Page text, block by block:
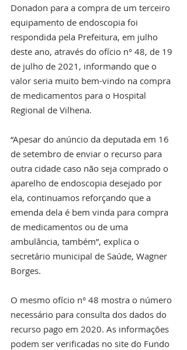
Donadon para a compra de um terceiro
equipamento de endoscopia foi
respondida pela Prefeitura, em julho
deste ano, através do ofício n° 48, de 19
de julho de 2021, informando que o
valor seria muito bem-vindo na compra
de medicamentos para o Hospital
Regional de Vilhena.
“Apesar do anúncio da deputada em 16
de setembro de enviar o recurso para
outra cidade caso não seja comprado o
aparelho de endoscopia desejado por
ela, continuamos reforçando que a
emenda dela é bem vinda para compra
de medicamentos ou de uma
ambulância, também”, explica o
secretário municipal de Saúde, Wagner
Borges.
O mesmo ofício n° 48 mostra o número
necessário para consulta dos dados do
recurso pago em 2020. As informações
podem ser verificadas no site do Fundo